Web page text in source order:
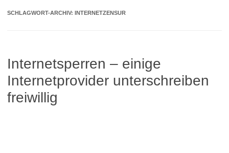
SCHLAGWORT-ARCHIV: INTERNETZENSUR
Internetsperren – einige
Internetprovider unterschreiben
freiwillig